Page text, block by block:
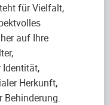
für Vielfalt,
auf Ihre
Identität,
Herkunft,
Behinderung.